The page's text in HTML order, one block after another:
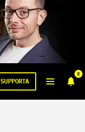
2
SUPPORTA